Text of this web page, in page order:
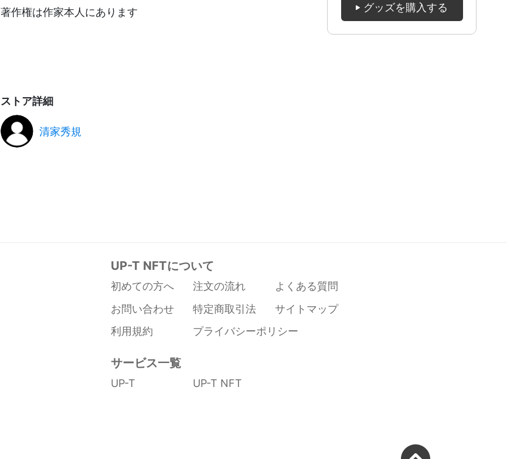
著作権は作家本人にあります
ストア詳細
清家秀規
グッズを購入する
UP-T NFTについて
初めての方へ 注文の流れ
よくある質問
お問い合わせ
特定商取引法
サイトマップ
利用規約
プライバシーポリシー
サービス一覧
UP-T UP-T NFT